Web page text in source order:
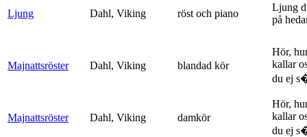
Ljung Dahl, Viking röst och piano
Ljung
på
Majnattsröster Dahl, Viking blandad kör
Hör,
kallar
du ej
Majnattsröster Dahl, Viking damkör
Hör,
kallar
du ej